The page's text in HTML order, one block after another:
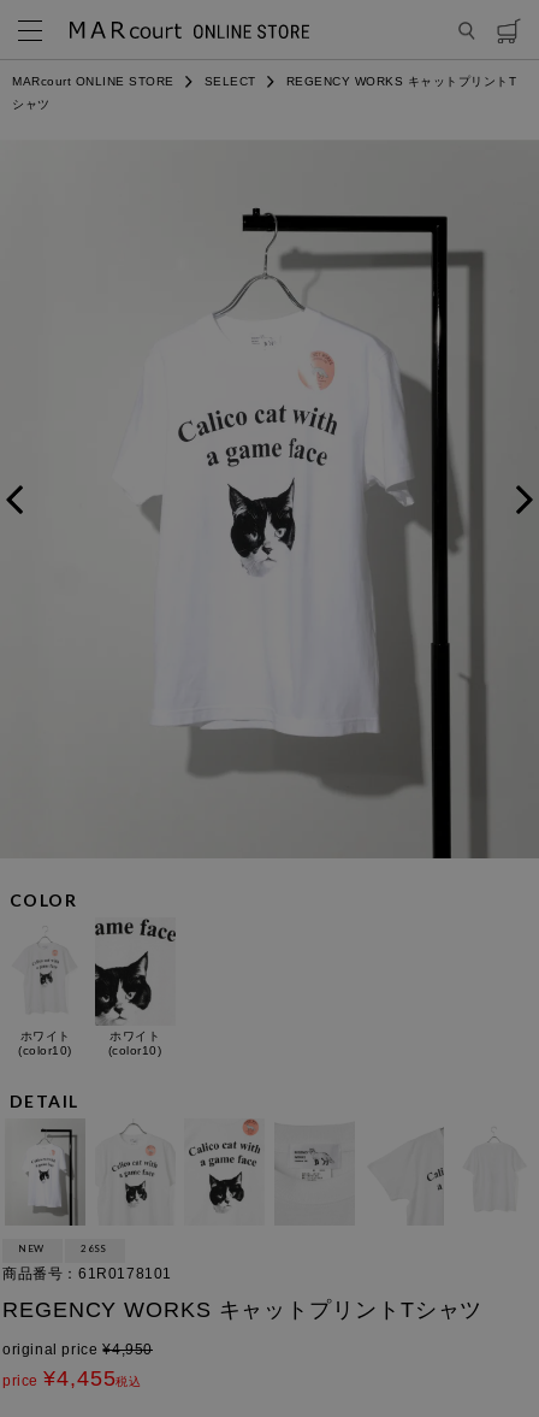
MARcourt ONLINE STORE SELECT
REGENCY WORKS キャットプリントT
シャツ
COLOR
ホワイト
(color10)
ホワイト
(color10)
DETAIL
NEW 26SS
商品番号 61R0178101
REGENCY WORKS キャットプリントTシャツ
original price ¥4,950
price ¥4,455税込